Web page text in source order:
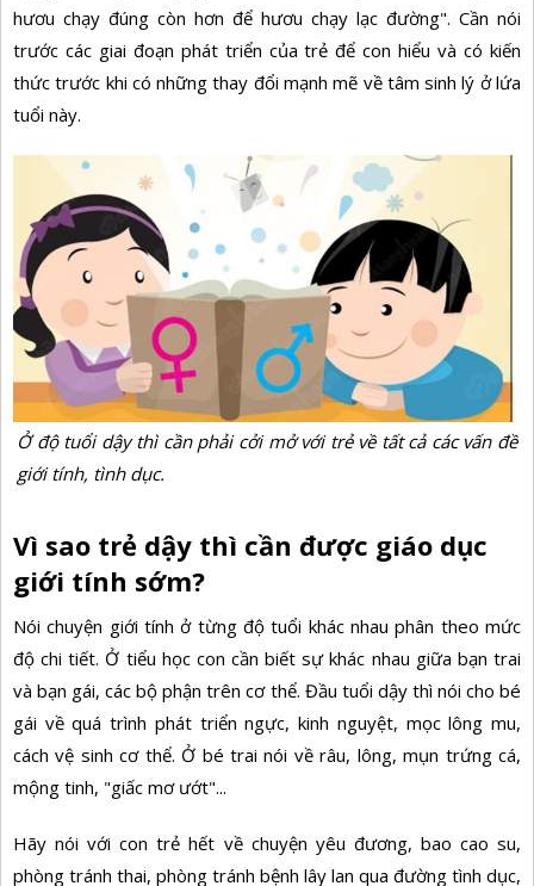
hươu chạy đúng còn hơn để hươu chạy lạc đường". Cần nói
trước các giai đoạn phát triển của trẻ để con hiểu và có kiến
thức trước khi có những thay đổi mạnh mẽ về tâm sinh lý ở lứa
tuổi này.
Ở độ tuổi dậy thì cần phải cởi mở với trẻ về tất cả các vấn đề
giới tính, tình dục.
Vì sao trẻ dậy thì cần được giáo dục
giới tính sớm?
Nói chuyện giới tính ở từng độ tuổi khác nhau phân theo mức
độ chi tiết. Ở tiểu học con cần biết sự khác nhau giữa bạn trai
và bạn gái, các bộ phận trên cơ thể. Đầu tuổi dậy thì nói cho bé
gái về quá trình phát triển ngực, kinh nguyệt, mọc lông mu,
cách vệ sinh cơ thể. Ở bé trai nói về râu, lông, mụn trứng cá,
mộng tinh, "giấc mơ ướt"...
Hãy nói với con trẻ hết về chuyện yêu đương, bao cao su,
phòng tránh thai, phòng tránh bệnh lây lan qua đường tình dục,